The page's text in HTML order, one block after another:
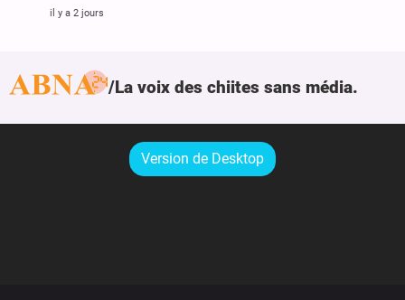
il y a 2 jours
La voix des chiites sans média.
Version de Desktop